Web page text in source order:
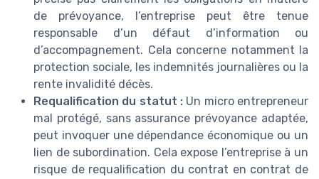
de prévoyance, l’entreprise peut être tenue
responsable d’un défaut d’information ou
d’accompagnement. Cela concerne notamment la
protection sociale, les indemnités journalières ou la
rente invalidité décès.
Requalification du statut : Un micro entrepreneur
mal protégé, sans assurance prévoyance adaptée,
peut invoquer une dépendance économique ou un
lien de subordination. Cela expose l’entreprise à un
risque de requalification du contrat en contrat de